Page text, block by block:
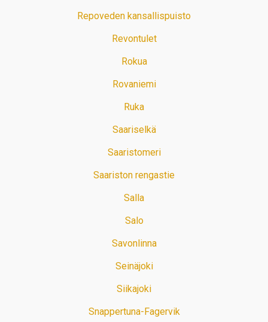
Repoveden kansallispuisto
Revontulet
Rokua
Rovaniemi
Ruka
Saariselkä
Saaristomeri
Saariston rengastie
Salla
Salo
Savonlinna
Seinäjoki
Siikajoki
Snappertuna-Fagervik